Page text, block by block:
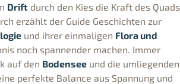
Drift durch den Kies die Kraft des Quads
erzählt der Guide Geschichten zur
und ihrer einmaligen Flora und
noch spannender machen. Immer
auf den Bodensee und die umliegenden
perfekte Balance aus Spannung und